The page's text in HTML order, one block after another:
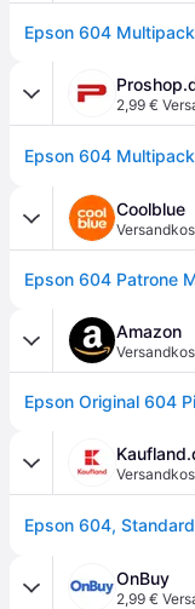
Epson 604
2,99 €
Coolblue
Epson 604 Patrone
Amazon
OnBuy
2,99 €